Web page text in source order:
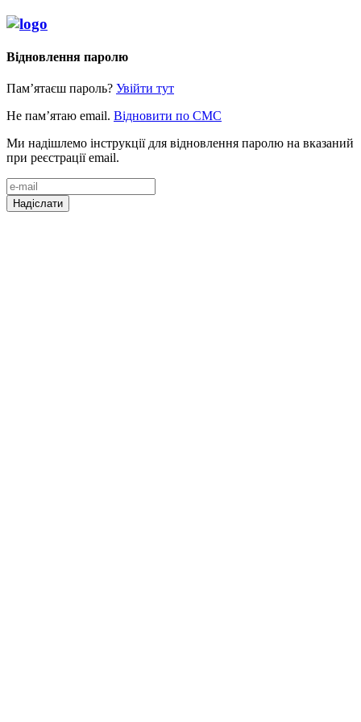
Відновлення паролю
Пам’ятаєш пароль? Увійти тут
Не пам’ятаю email. Відновити по СМС
Ми надішлемо інструкції для відновлення паролю на вказаний
при реєстрації email.
Надіслати